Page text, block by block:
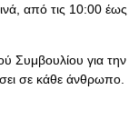
από τις 10:00
Συμβουλίου για
σε κάθε άνθρωπο.